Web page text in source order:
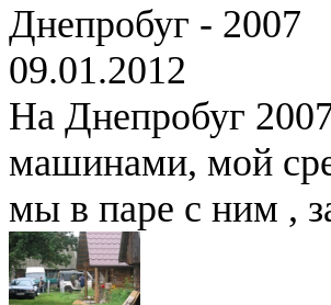
Днепробуг - 2007
09.01.2012
На Днепробуг
машинами, мой
мы в паре с ним ,